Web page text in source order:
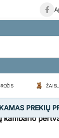
PREKIŲ
kambario